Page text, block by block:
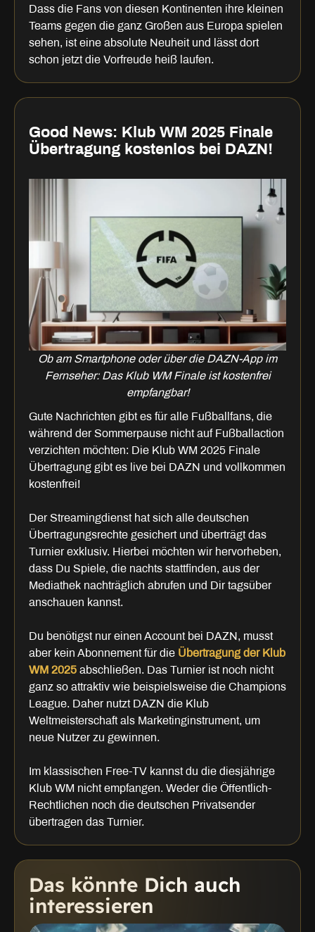
Dass die Fans von diesen Kontinenten ihre kleinen
Teams gegen die ganz Großen aus Europa spielen
sehen, ist eine absolute Neuheit und lässt dort
schon jetzt die Vorfreude heiß laufen.
Good News: Klub WM 2025 Finale
Übertragung kostenlos bei DAZN!
Ob am Smartphone oder über die DAZN-App im
Fernseher: Das Klub WM Finale ist kostenfrei
empfangbar!
Gute Nachrichten gibt es für alle Fußballfans, die
während der Sommerpause nicht auf Fußballaction
verzichten möchten: Die Klub WM 2025 Finale
Übertragung gibt es live bei DAZN und vollkommen
kostenfrei!
Der Streamingdienst hat sich alle deutschen
Übertragungsrechte gesichert und überträgt das
Turnier exklusiv. Hierbei möchten wir hervorheben,
dass Du Spiele, die nachts stattfinden, aus der
Mediathek nachträglich abrufen und Dir tagsüber
anschauen kannst.
Du benötigst nur einen Account bei DAZN, musst
aber kein Abonnement für die Übertragung der Klub
WM 2025 abschließen. Das Turnier ist noch nicht
ganz so attraktiv wie beispielsweise die Champions
League. Daher nutzt DAZN die Klub
Weltmeisterschaft als Marketinginstrument, um
neue Nutzer zu gewinnen.
Im klassischen Free-TV kannst du die diesjährige
Klub WM nicht empfangen. Weder die Öffentlich-
Rechtlichen noch die deutschen Privatsender
übertragen das Turnier.
Das könnte Dich auch
interessieren